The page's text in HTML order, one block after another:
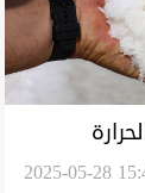
2025-05-28